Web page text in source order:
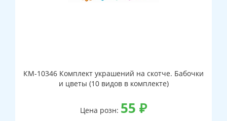
КМ-10346 Комплект украшений на скотче. Бабочки
и цветы (10 видов в комплекте)
Цена розн: 55 ₽